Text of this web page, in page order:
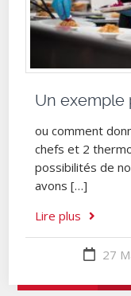
Un exemple
ou comment
chefs et 2
possibilités de
avons […]
Lire plus
27